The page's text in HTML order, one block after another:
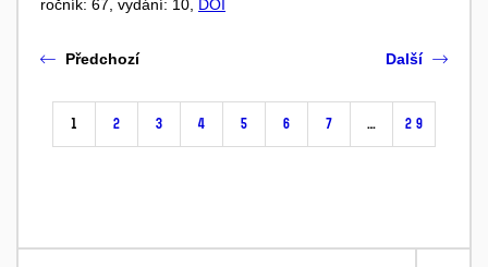
ročník: 67, vydání: 10, DOI
Předchozí
1 2 3 4 5 6 7 … 29
Další